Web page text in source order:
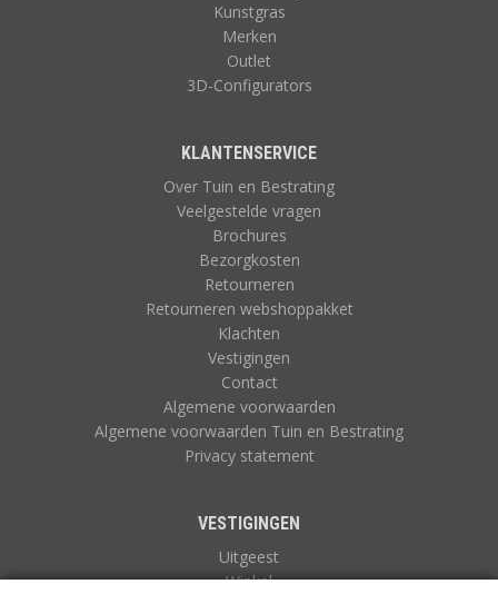
Kunstgras
Merken
Outlet
3D-Configurators
KLANTENSERVICE
Over Tuin en Bestrating
Veelgestelde vragen
Brochures
Bezorgkosten
Retourneren
Retourneren webshoppakket
Klachten
Vestigingen
Contact
Algemene voorwaarden
Algemene voorwaarden Tuin en Bestrating
Privacy statement
VESTIGINGEN
Uitgeest
Winkel